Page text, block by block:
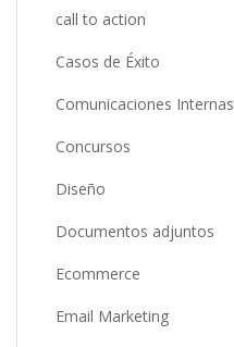
call to action
Casos de Éxito
Comunicaciones Internas
Concursos
Diseño
Documentos adjuntos
Ecommerce
Email Marketing